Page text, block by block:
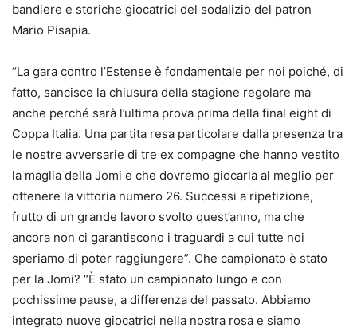
bandiere e storiche giocatrici del sodalizio del patron
Mario Pisapia.
“La gara contro l’Estense è fondamentale per noi poiché, di
fatto, sancisce la chiusura della stagione regolare ma
anche perché sarà l’ultima prova prima della final eight di
Coppa Italia. Una partita resa particolare dalla presenza tra
le nostre avversarie di tre ex compagne che hanno vestito
la maglia della Jomi e che dovremo giocarla al meglio per
ottenere la vittoria numero 26. Successi a ripetizione,
frutto di un grande lavoro svolto quest’anno, ma che
ancora non ci garantiscono i traguardi a cui tutte noi
speriamo di poter raggiungere”. Che campionato è stato
per la Jomi? “È stato un campionato lungo e con
pochissime pause, a differenza del passato. Abbiamo
integrato nuove giocatrici nella nostra rosa e siamo